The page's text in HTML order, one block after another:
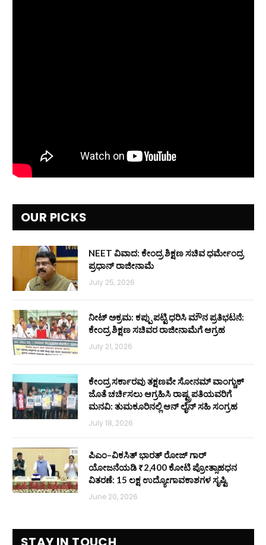
OUR PICKS
NEET ವಿವಾದ: ಕೇಂದ್ರ ಶಿಕ್ಷಣ ಸಚಿವ ಧರ್ಮೇಂದ್ರ
ಪ್ರಧಾನ್ ರಾಜೀನಾಮೆ
July 25, 2026
ನೀಟ್ ಅಕ್ರಮ: ಕಪ್ಪು ಪಟ್ಟಿ ಧರಿಸಿ ಮೌನ ಪ್ರತಿಭಟನೆ:
ಕೇಂದ್ರ ಶಿಕ್ಷಣ ಸಚಿವರ ರಾಜೀನಾಮೆಗೆ ಆಗ್ರಹ
July 21, 2026
ಕೇಂದ್ರ ಸರ್ಕಾರವು ತಕ್ಷಣವೇ ಸೋನಮ್ ವಾಂಗ್ಚುಕ್
ಜೊತೆ ಚರ್ಚಿಸಲು ಆಗ್ರಹಿಸಿ ರಾಷ್ಟ್ರಪತಿಯವರಿಗೆ
ಮನವಿ: ತುಮಕೂರಿನಲ್ಲಿ ಆನ್‌ ಲೈನ್ ಸಹಿ ಸಂಗ್ರಹ
July 18, 2026
ಪಿಎಂ–ವಿಕಸಿತ್ ಭಾರತ್ ರೋಜ್‌ ಗಾರ್
ಯೋಜನೆಯಡಿ ₹2,400 ಕೋಟಿ ಪ್ರೋತ್ಸಾಹಧನ
ವಿತರಣೆ: 15 ಲಕ್ಷ ಉದ್ಯೋಗಾವಕಾಶಗಳ ಸೃಷ್ಟಿ
June 20, 2026